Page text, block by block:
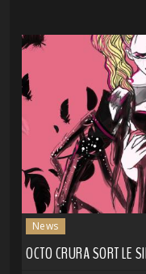
News
OCTO CRURA SORT LE